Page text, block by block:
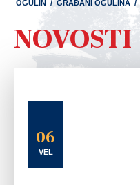
OGULIN / GRAĐANI OGULINA /
NOVOSTI
06
VEL